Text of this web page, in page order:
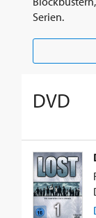
Serien.
DVD